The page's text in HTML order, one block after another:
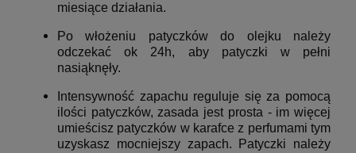
miesiące działania.
Po włożeniu patyczków do olejku należy
odczekać ok 24h, aby patyczki w pełni
nasiąknęły.
Intensywność zapachu reguluje się za pomocą
ilości patyczków, zasada jest prosta - im więcej
umieścisz patyczków w karafce z perfumami tym
uzyskasz mocniejszy zapach. Patyczki należy